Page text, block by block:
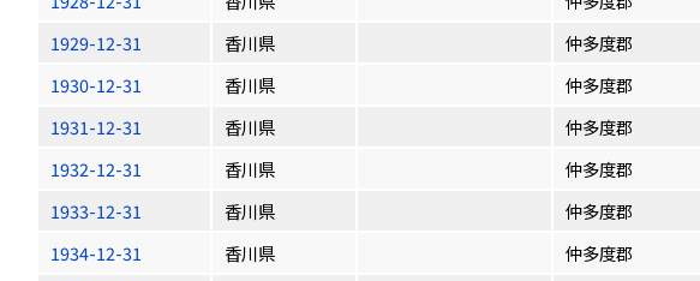
1929-12-31
香川県 仲多度郡
1930-12-31
香川県 仲多度郡
1931-12-31
香川県 仲多度郡
1932-12-31
香川県 仲多度郡
1933-12-31
香川県 仲多度郡
1934-12-31
香川県 仲多度郡